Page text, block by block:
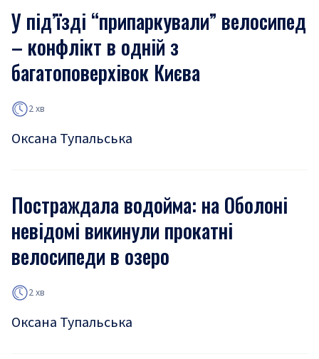
У під’їзді “припаркували” велосипед
– конфлікт в одній з
багатоповерхівок Києва
2 хв
Оксана Тупальська
Постраждала водойма: на Оболоні
невідомі викинули прокатні
велосипеди в озеро
2 хв
Оксана Тупальська